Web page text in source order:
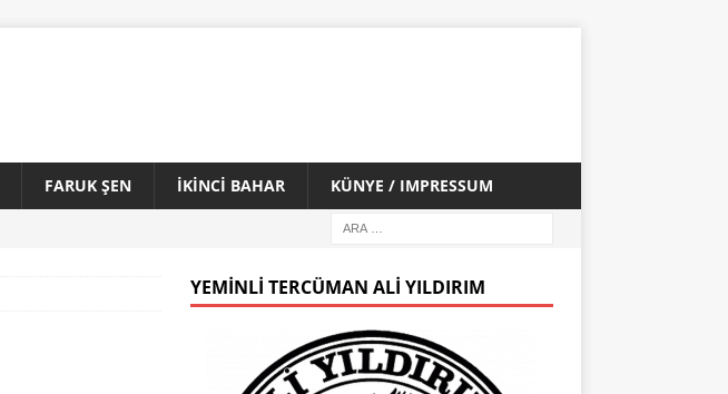
FARUK ŞEN İKİNCİ BAHAR KÜNYE / IMPRESSUM
YEMINLI TERCÜMAN ALI YILDIRIM